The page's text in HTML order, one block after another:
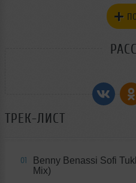
ТРЕК-ЛИСТ
01
Benny Benassi Sofi
Mix)